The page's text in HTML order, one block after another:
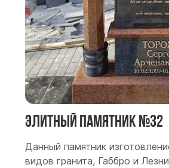
Элитный памятник №32
Данный памятник
видов гранита, Габбро и